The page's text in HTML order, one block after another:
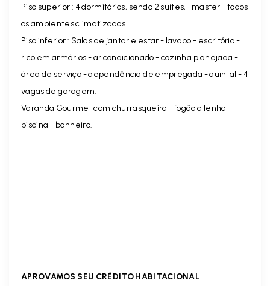
Piso superior : 4 dormitórios, sendo 2 suítes, 1 master - todos
os ambientes climatizados.
Piso inferior : Salas de jantar e estar - lavabo - escritório -
rico em armários - ar condicionado - cozinha planejada -
área de serviço - dependência de empregada - quintal - 4
vagas de garagem.
Varanda Gourmet com churrasqueira - fogão a lenha -
piscina - banheiro.
APROVAMOS SEU CRÉDITO HABITACIONAL